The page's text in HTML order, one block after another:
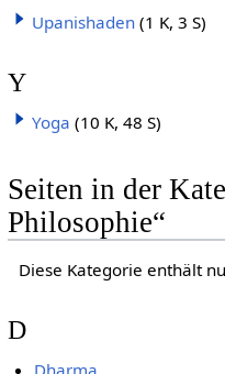
Upanishaden (1 K, 3 S)
Y
Yoga (10 K, 48 S)
Seiten in der
Philosophie“
Diese Kategorie enthält
D